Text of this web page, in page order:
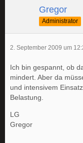
Gregor
Administrator
2. September 2009 um
Ich bin gespannt, ob
mindert. Aber da
und intensivem
Belastung.
LG
Gregor